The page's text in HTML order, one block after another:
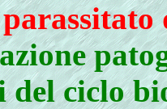
del ciclo